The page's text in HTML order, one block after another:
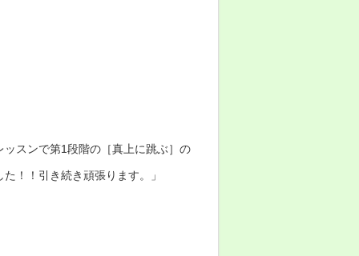
ッスンで第1段階の［真上に跳ぶ］ の
！ ！引き続き頑張ります。」